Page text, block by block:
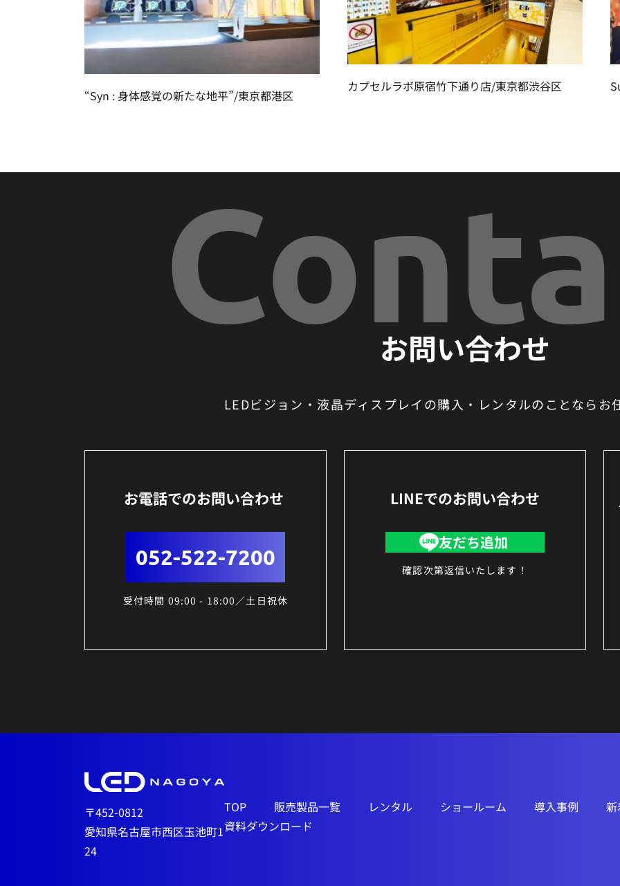
“Syn : 身体感覚の新たな地平”/東京都港区
カプセルラボ原宿竹下通り店/東京都渋谷区
お問い合わせ
LEDビジョン・液晶ディスプレイの購入・レンタルのことなら お
お電話でのお問い合わせ
052-522-7200
受付時間 09:00 - 18:00／土日祝休
LINEでのお問い合わせ
友だち追加
確認次第返信いたします！
〒452-0812
愛知県名古屋市西区玉池町1
24
TOP 販売製品一覧 レンタル ショールーム 導入事例
資料ダウンロード